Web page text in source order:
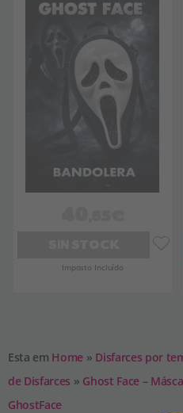
Imposto Incluído
Esta em Home » Disfarces por
de Disfarces » Ghost Face –
GhostFace